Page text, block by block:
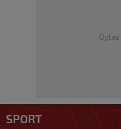
Oglas
SPORT